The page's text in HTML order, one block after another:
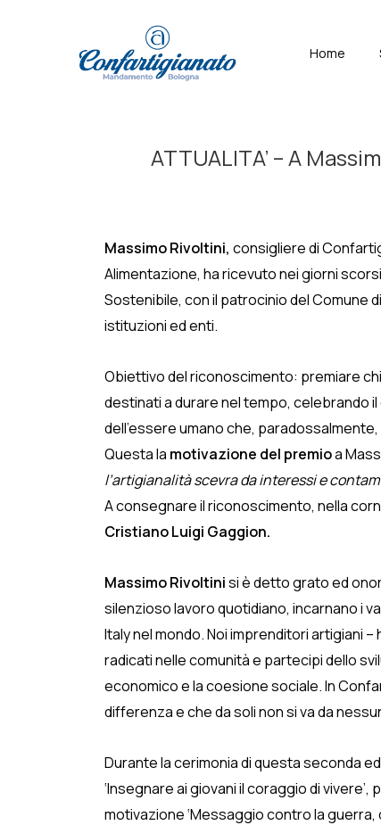
Menù
Home
ATTUALITA’ – A
Massimo Rivoltini, consigliere di
Alimentazione, ha ricevuto nei giorni scorsi
Sostenibile, con il patrocinio del Comune
istituzioni ed enti.
Obiettivo del riconoscimento: premiare
destinati a durare nel tempo, celebrando
dell’essere umano che,
Questa la motivazione del premioa
l’artigianalità scevra da interessi e
A consegnare il riconoscimento, nella
Cristiano Luigi Gaggion.
Massimo Rivoltinisi è detto grato ed
silenzioso lavoro quotidiano, incarnano i
Italy nel mondo. Noi imprenditori artigiani
radicati nelle comunità e partecipi dello
economico e la coesione sociale. In
differenza e che da soli non si va da
Durante la cerimonia di questa seconda
‘Insegnare ai giovani il coraggio di
motivazione ‘Messaggio contro la